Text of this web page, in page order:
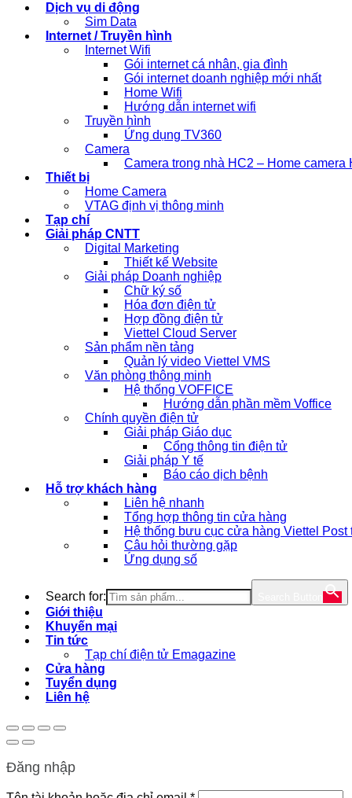
Dịch vụ di động
Sim Data
Internet / Truyền hình
Internet Wifi
Gói internet cá nhân, gia đình
Gói internet doanh nghiệp mới nhất
Home Wifi
Hướng dẫn internet wifi
Truyền hình
Ứng dụng TV360
Camera
Camera trong nhà HC2 – Home camera
Thiết bị
Home Camera
VTAG định vị thông minh
Tạp chí
Giải pháp CNTT
Digital Marketing
Thiết kế Website
Giải pháp Doanh nghiệp
Chữ ký số
Hóa đơn điện tử
Hợp đồng điện tử
Viettel Cloud Server
Sản phẩm nền tảng
Quản lý video Viettel VMS
Văn phòng thông minh
Hệ thống VOFFICE
Hướng dẫn phần mềm Voffice
Chính quyền điện tử
Giải pháp Giáo dục
Cổng thông tin điện tử
Giải pháp Y tế
Báo cáo dịch bệnh
Hỗ trợ khách hàng
Liên hệ nhanh
Tổng hợp thông tin cửa hàng
Hệ thống bưu cục cửa hàng Viettel Post
Câu hỏi thường gặp
Ứng dụng số
Search for:
Giới thiệu
Khuyến mại
Tin tức
Tạp chí điện tử Emagazine
Cửa hàng
Tuyển dụng
Liên hệ
Đăng nhập